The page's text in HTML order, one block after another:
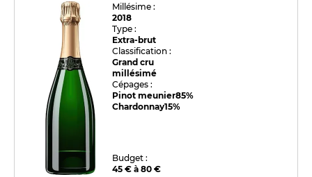
Millésime :
2018
Type :
Extra-brut
Classification :
Grand cru
millésimé
Cépages :
Pinot meunier85%
Chardonnay15%
Budget :
45 € à 80 €